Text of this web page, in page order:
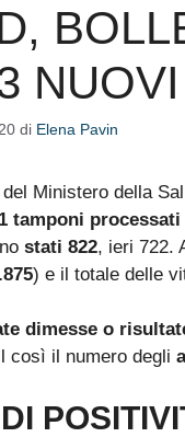
di Elena Pavin
Ministero della
tamponi processati
stati 822, ieri 722.
) e il totale delle
dimesse o
così il numero degli